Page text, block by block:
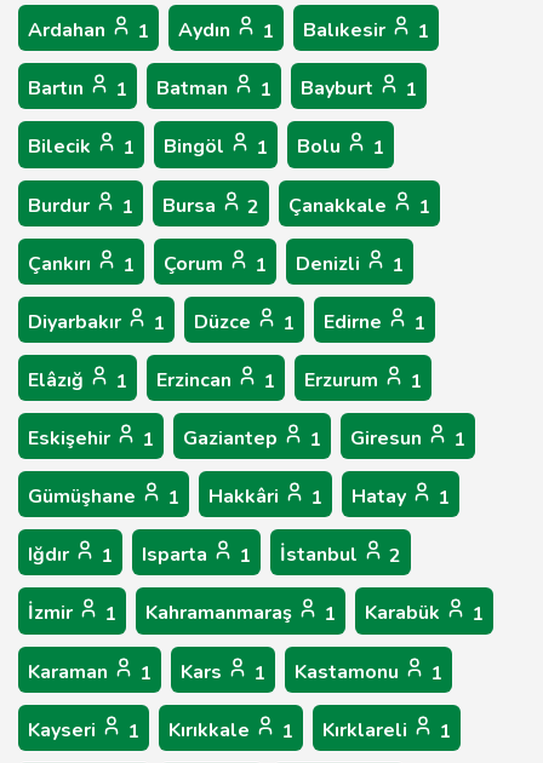
Ardahan 1 Aydın 1 Balıkesir 1
Bartın 1 Batman 1 Bayburt 1
Bilecik 1 Bingöl 1 Bolu 1
Burdur 1 Bursa 2 Çanakkale 1
Çankırı 1 Çorum 1 Denizli 1
Diyarbakır 1 Düzce 1 Edirne 1
Elâzığ 1 Erzincan 1 Erzurum 1
Eskişehir 1 Gaziantep 1 Giresun 1
Gümüşhane 1 Hakkâri 1 Hatay 1
Iğdır 1 Isparta 1 İstanbul 2
İzmir 1 Kahramanmaraş 1 Karabük 1
Karaman 1 Kars 1 Kastamonu 1
Kayseri 1 Kırıkkale 1 Kırklareli 1